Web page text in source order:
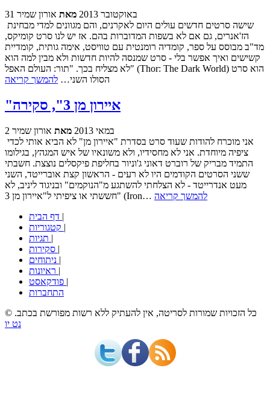
31 באוקטובר 2013 מאת אורון שמיר
הז'אנרים, גם אם לא בשפות המדוברות בהם. אז יש לנו סרט קומיקס,
מד"ב מבוסס על ספר, קומדיה רומנטית עם טוויסט, אימה גותית, קומדיית
קשישים ואיך אפשר בלי - סרט שמנסה להיות חדשות ולא מבין למה הוא
לא מצליח בכך. "תור: העולם האפל" (Thor: The Dark World) הוא סרט
הסולו השני… להמשך קריאה
"איירון מן 3", סקירה
2 במאי 2013 מאת אורון שמיר
ציפיה מיוחדת. אני לא מחסידיו, ולא משונאיו של איש המגהץ, בגילומו
התמיד מבריק של רוברט דאוני ג'וניור בחליפת פיקסלים נוצצת. חשבתי
ששני הסרטים הקודמים היו לא רעים - הראשון קצת אוברייטד, השני
מעט אנדרייטד - לא הצלחתי להשתגע מ"הנוקמים" ובניגוד ליניב, לא
חששתי או ציפיתי ל"איירון מן 3" (Iron… להמשך קריאה
|
|
|
|
|
|
|
התחברות
© כל הזכויות שמורות לסריטה, אין להעתיק ללא רשות מפורשת בכתב.
נט יו